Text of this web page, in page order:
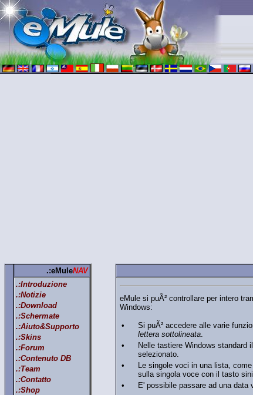
.:eMuleNAV
.:Introduzione
.:Notizie
.:Download
.:Schermate
.:Aiuto&Supporto
.:Skins
.:Forum
.:Contenuto DB
.:Team
.:Contatto
.:Shop
eMule si puÃ² controllare per intero
Windows:
• Si puÃ² accedere alle varie
lettera sottolineata.
•
Nelle tastiere Windows standard
selezionato.
•
Le singole voci in una lista,
sulla singola voce con il tasto
•
E' possibile passare ad una data